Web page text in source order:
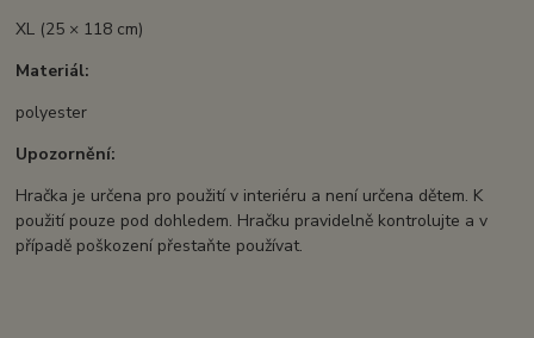
XL (25 × 118 cm)
Materiál:
polyester
Upozornění:
Hračka je určena pro použití v interiéru a není určena dětem. K
použití pouze pod dohledem. Hračku pravidelně kontrolujte a v
případě poškození přestaňte používat.